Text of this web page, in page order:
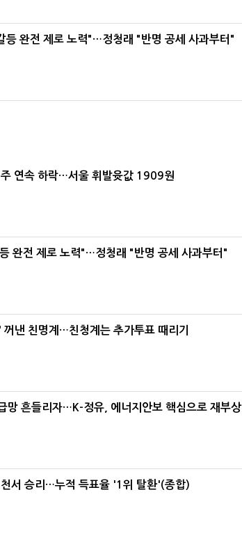
등 완전 제로 노력"…정청래 "반명 공세 사과부터"
연속 하락…서울 휘발윳값 1909원
완전 제로 노력"…정청래 "반명 공세 사과부터"
낸 친명계…친청계는 추가투표 때리기
망 흔들리자…K-정유, 에너지안보 핵심으로 재부상
천서 승리…누적 득표율 '1위 탈환'(종합)